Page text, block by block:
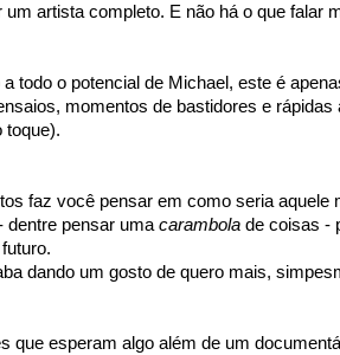
um artista completo. E não há o que falar
todo o potencial de Michael, este é
momentos de bastidores e
toque).
faz você pensar em como seria
dentre pensar umacarambola de coisas -
dando um gosto de quero mais,
que esperam algo além de um